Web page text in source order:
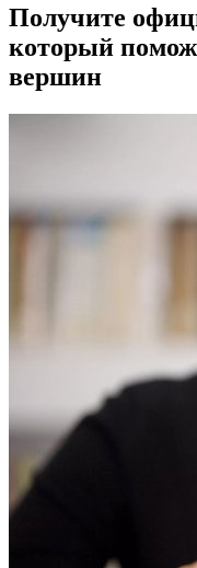
Получите
который
вершин